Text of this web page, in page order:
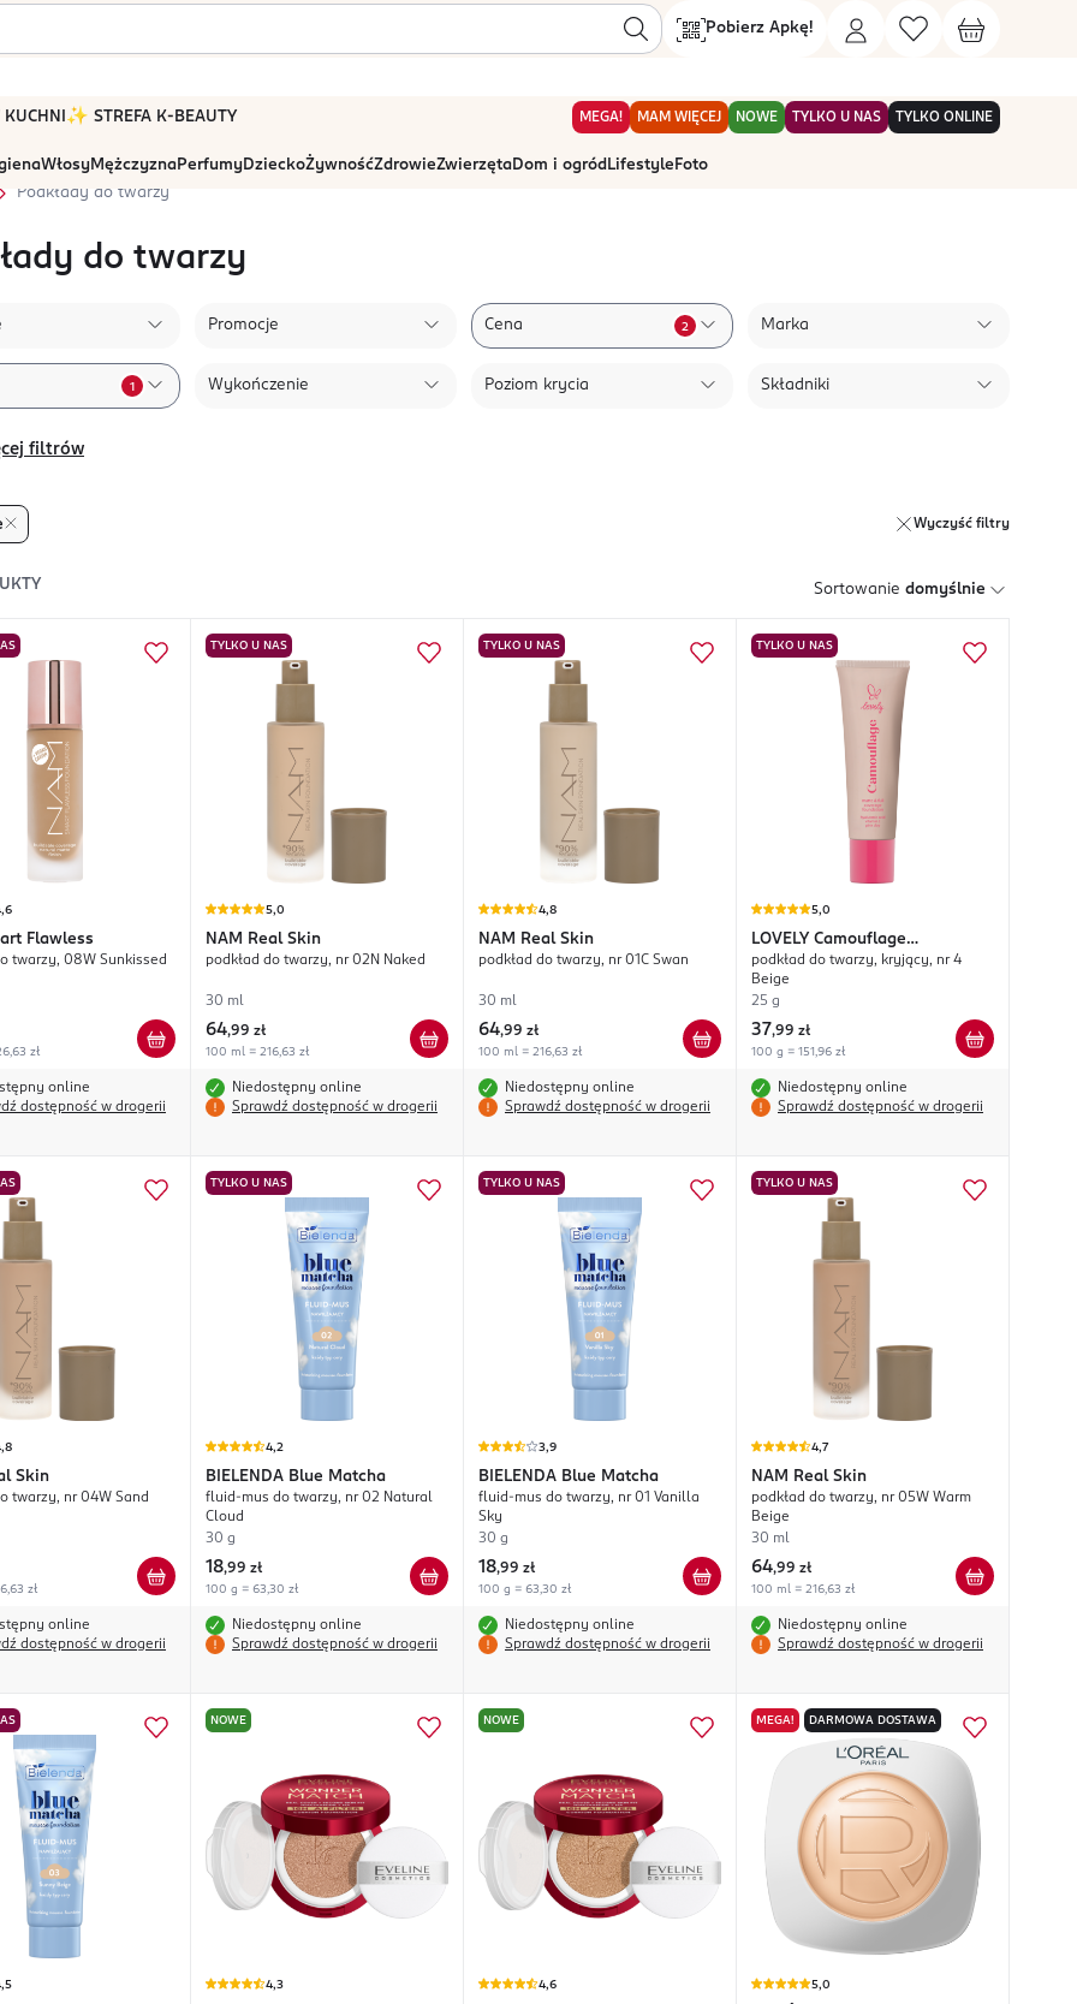
Pobierz Apkę!
KUCHNI ✨ STREFA K-BEAUTY MEGA! MAM WIĘCEJ NOWE TYLKO U NAS TYLKO ONLINE
WłosyMężczyznaPerfumyDzieckoŻywnośćZdrowieZwierzętaDom i ogród Lifestyle Foto
Podkłady do twarzy
do twarzy
Promocje Cena 2 Marka
1 Wykończenie Poziom krycia Składniki
filtrów
Wyczyść filtry
Sortowanie domyślnie
Flawless
twarzy, 08W Sunkissed
zł
online
dostępność w drogerii
TYLKO U NAS
5,0
NAM Real Skin
podkład do twarzy, nr 02N Naked
30 ml
64,99 zł
100 ml = 216,63 zł
Niedostępny online
Sprawdź dostępność w drogerii
TYLKO U NAS
4,8
NAM Real Skin
podkład do twarzy, nr 01C Swan
30 ml
64,99 zł
100 ml = 216,63 zł
Niedostępny online
Sprawdź dostępność w drogerii
TYLKO U NAS
5,0
LOVELY Camouflage
Foundation Matte & Full
podkład do twarzy, kryjący, nr 4
Beige
25 g
37,99 zł
100 g = 151,96 zł
Niedostępny online
Sprawdź dostępność w drogerii
Skin
twarzy, nr 04W Sand
zł
online
dostępność w drogerii
TYLKO U NAS
4,2
BIELENDA Blue Matcha
fluid-mus do twarzy, nr 02 Natural
Cloud
30 g
18,99 zł
100 g = 63,30 zł
Niedostępny online
Sprawdź dostępność w drogerii
TYLKO U NAS
3,9
BIELENDA Blue Matcha
fluid-mus do twarzy, nr 01 Vanilla
Sky
30 g
18,99 zł
100 g = 63,30 zł
Niedostępny online
Sprawdź dostępność w drogerii
TYLKO U NAS
4,7
NAM Real Skin
podkład do twarzy, nr 05W Warm
Beige
30 ml
64,99 zł
100 ml = 216,63 zł
Niedostępny online
Sprawdź dostępność w drogerii
NOWE
4,3
NOWE
4,6
MEGA! DARMOWA DOSTAWA
5,0